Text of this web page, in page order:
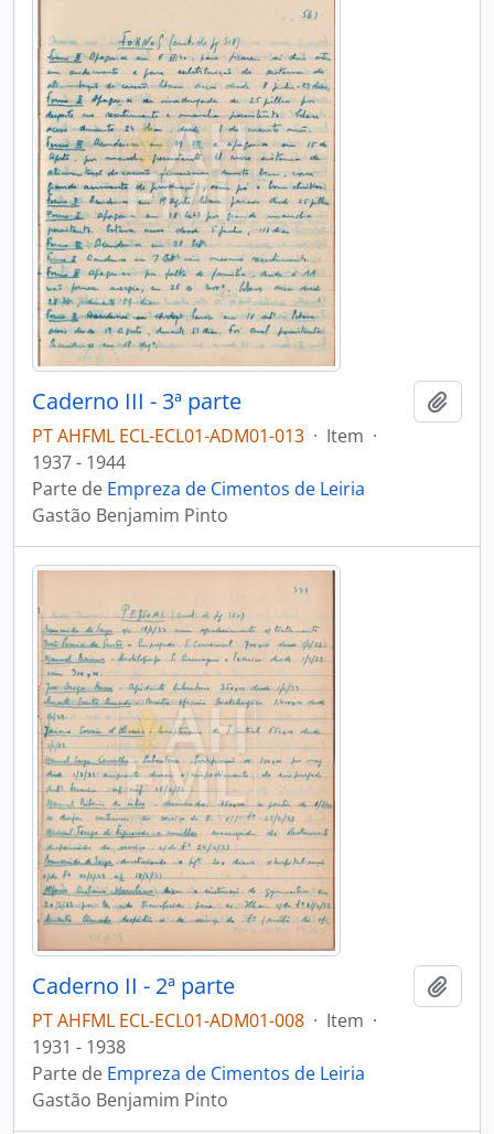
Caderno III - 3ª parte
PT AHFML ECL-ECL01-ADM01-013 · Item ·
1937 - 1944
Parte de Empreza de Cimentos de Leiria
Gastão Benjamim Pinto
Caderno II - 2ª parte
PT AHFML ECL-ECL01-ADM01-008 · Item ·
1931 - 1938
Parte de Empreza de Cimentos de Leiria
Gastão Benjamim Pinto